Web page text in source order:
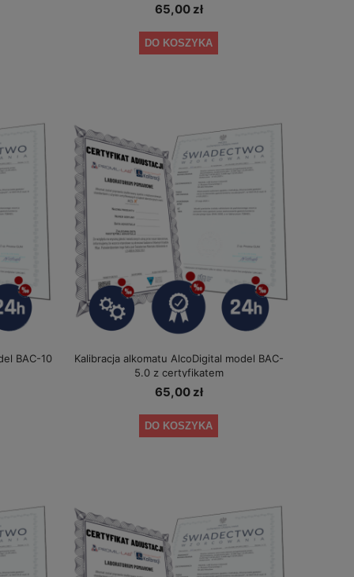
65,00 zł
DO KOSZYKA
BAC-10
Kalibracja alkomatu AlcoDigital model BAC-
5.0 z certyfikatem
65,00 zł
DO KOSZYKA